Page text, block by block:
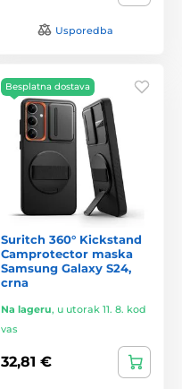
Usporedba
Besplatna dostava
Suritch 360° Kickstand
Camprotector maska
Samsung Galaxy S24,
crna
Na lageru, u utorak 11. 8. kod
vas
32,81 €